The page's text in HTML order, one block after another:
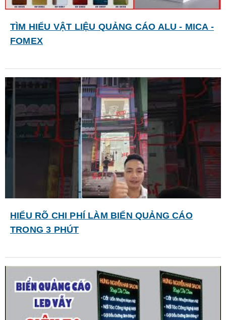
TÌM HIỂU VẬT LIỆU QUẢNG CÁO ALU - MICA -
FOMEX
HIỂU RÕ CHI PHÍ LÀM BIỂN QUẢNG CÁO
TRONG 3 PHÚT